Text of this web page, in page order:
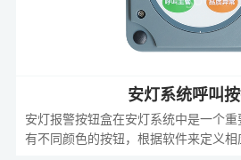
安灯系统呼叫
安灯报警按钮盒在安灯系统中是一个
有不同颜色的按钮，根据软件来定义